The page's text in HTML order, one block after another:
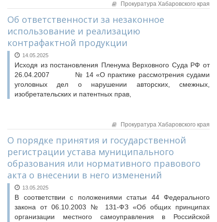
Прокуратура Хабаровского края
Об ответственности за незаконное
использование и реализацию
контрафактной продукции
14.05.2025
Исходя из постановления Пленума Верховного Суда РФ от
26.04.2007 № 14 «О практике рассмотрения судами
уголовных дел о нарушении авторских, смежных,
изобретательских и патентных прав,
Прокуратура Хабаровского края
О порядке принятия и государственной
регистрации устава муниципального
образования или нормативного правового
акта о внесении в него изменений
13.05.2025
В соответствии с положениями статьи 44 Федерального
закона от 06.10.2003 № 131-ФЗ «Об общих принципах
организации местного самоуправления в Российской